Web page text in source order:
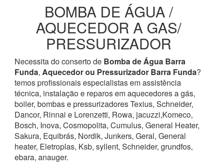
BOMBA DE ÁGUA /
AQUECEDOR A GAS/
PRESSURIZADOR
Necessita do conserto de Bomba de Água Barra
Funda, Aquecedor ou Pressurizador Barra Funda?
temos profissionais especialistas em assistência
técnica, instalação e reparos em aquecedores a gás,
boiler, bombas e pressurizadores Texius, Schneider,
Dancor, Rinnai e Lorenzetti, Rowa, jacuzzi,Komeco,
Bosch, Inova, Cosmopolita, Cumulus, General Heater,
Sakura, Equibrás, Nordik, Junkers, Geral, General
heater, Eletroplas, Ksb, syllent, Schneider, grundfos,
ebara, anauger.